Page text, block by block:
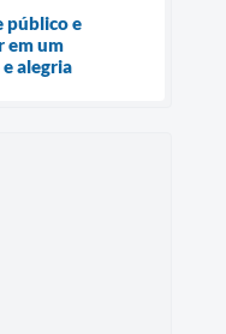
público e
em um
alegria